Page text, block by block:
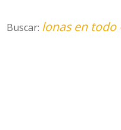
Buscar: lonas en todo